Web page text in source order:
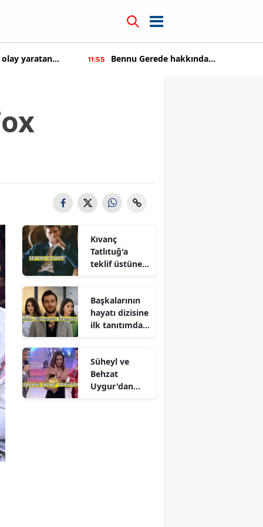
hakkında
14:22 Kıvanç Tatlıtuğ'a teklif üstüne
Kıvanç
Tatlıtuğ'a
teklif üstüne
Başkalarının
hayatı dizisine
ilk tanıtımdan
Süheyl ve
Behzat
Uygur'dan